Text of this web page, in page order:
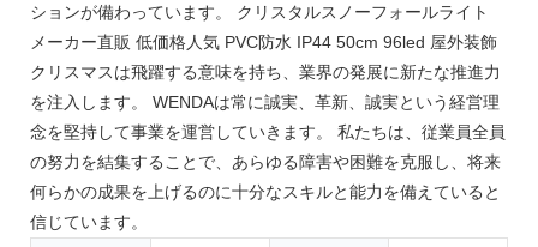
ションが備わっています。 クリスタルスノーフォールライト
メーカー直販 低価格人気 PVC防水 IP44 50cm 96led 屋外装飾
クリスマスは飛躍する意味を持ち、業界の発展に新たな推進力
を注入します。 WENDAは常に誠実、革新、誠実という経営理
念を堅持して事業を運営していきます。 私たちは、従業員全員
の努力を結集することで、あらゆる障害や困難を克服し、将来
何らかの成果を上げるのに十分なスキルと能力を備えていると
信じています。